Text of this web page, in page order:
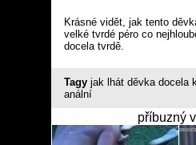
Krásné vidět, jak tento
velké tvrdé péro co
docela tvrdě.
Tagy jak lhát děvka docela
anální
příbuzný